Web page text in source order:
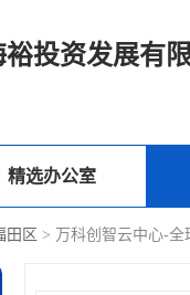
投资发展有
精选办公室
田区 > 万科创智云中心-全